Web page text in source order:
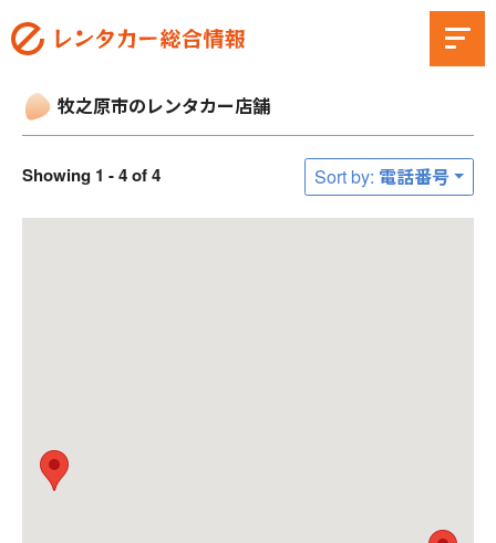
牧之原市のレンタカー店舗
Showing 1 - 4 of 4 Sort by: 電話番号